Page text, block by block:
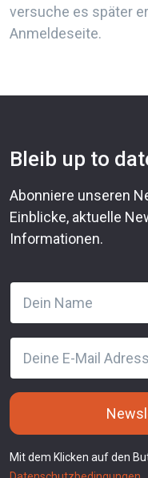
versuche es später
Anmeldeseite.
Bleib up to
Abonniere unseren
Einblicke, aktuelle
Informationen.
Mit dem Klicken auf den